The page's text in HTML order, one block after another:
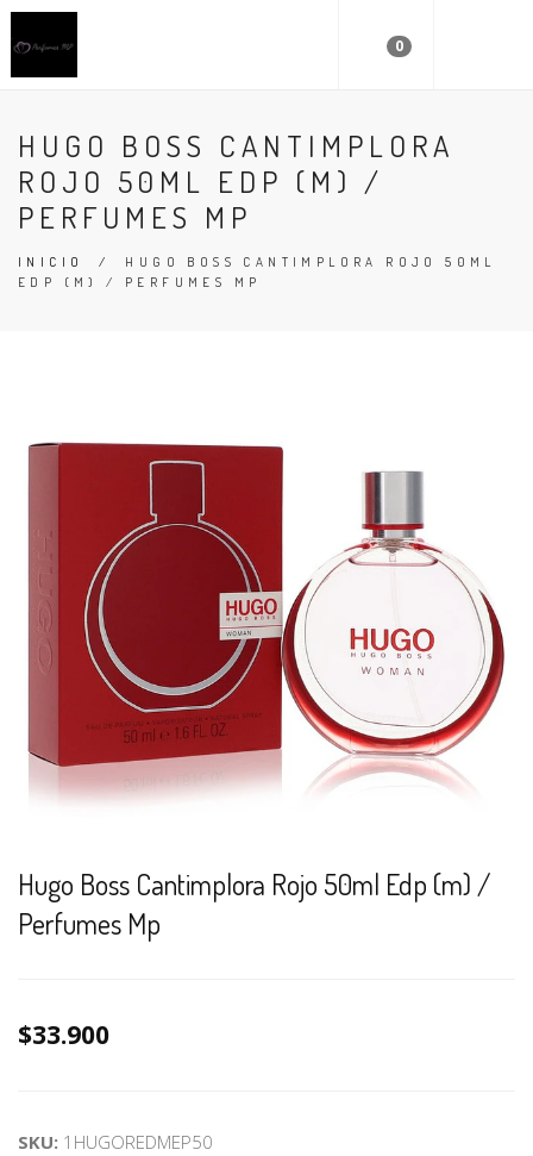
0
HUGO BOSS CANTIMPLORA
ROJO 50ML EDP (M) /
PERFUMES MP
INICIO / HUGO BOSS CANTIMPLORA ROJO 50ML
EDP (M) / PERFUMES MP
Hugo Boss Cantimplora Rojo 50ml Edp (m) /
Perfumes Mp
$33.900
SKU: 1HUGOREDMEP50